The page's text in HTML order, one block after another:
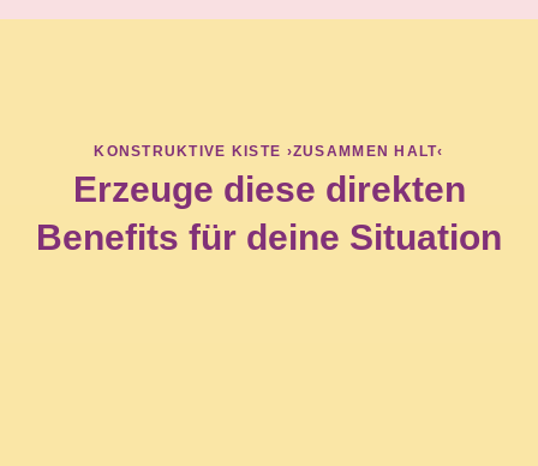
KONSTRUKTIVE KISTE ›ZUSAMMEN HALT‹
Erzeuge diese direkten
Benefits für deine Situation